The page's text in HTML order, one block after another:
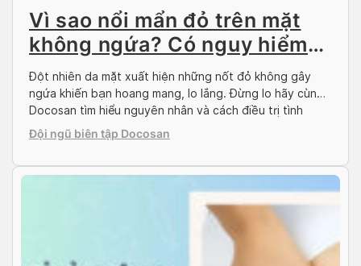
Vì sao nổi mẩn đỏ trên mặt
không ngứa? Có nguy hiểm
không? Cách xử lý
Đột nhiên da mặt xuất hiện những nốt đỏ không gây
ngứa khiến bạn hoang mang, lo lắng. Đừng lo hãy cùng
Docosan tìm hiểu nguyên nhân và cách điều trị tình
trạng nổi mẩn đỏ trên mặt không ngứa qua bài viết dưới
đây. Nguyên nhân khiến mặt nổi mẩn đỏ không ngứa Da
Đội ngũ biên tập Docosan